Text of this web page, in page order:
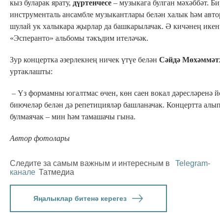
кыз буларак ярату, дүртенчесе – музыкага булган мәхәббәт.
инструменталь ансамбле музыкантлары белән халык һәм
шулай ук халыкара җырлар да башкарылачак. Ә кичәнең
«Эсперанто» альбомы тәкъдим ителәчәк.
Зур концертка әзерлекнең ничек үтүе белән Сәйдә
уртаклашты:
– Үз формамны югалтмас өчен, көн саен вокал дәресләренә
биючеләр белән дә репетицияләр башланачак. Концертта
булмаячак – мин һәм тамашачы гына.
Автор фотолары
Следите за самым важным и интересным в
Telegram-
канале Татмедиа
Яңалыклар битенә керегез